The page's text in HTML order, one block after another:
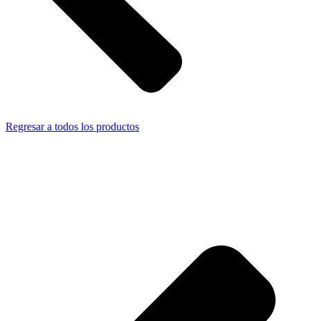
Regresar a todos los productos